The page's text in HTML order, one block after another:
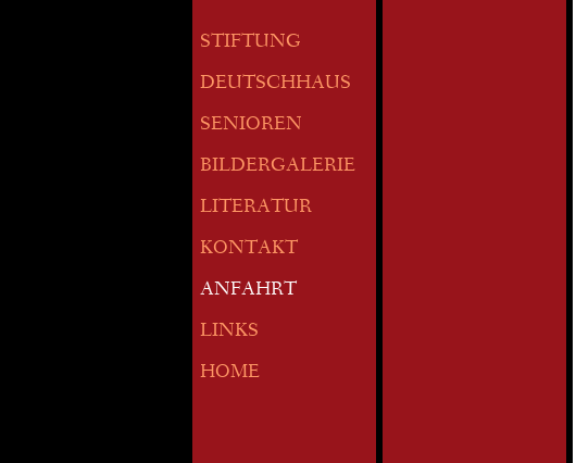
STIFTUNG
DEUTSCHHAUS
SENIOREN
BILDERGALERIE
LITERATUR
KONTAKT
ANFAHRT
LINKS
HOME